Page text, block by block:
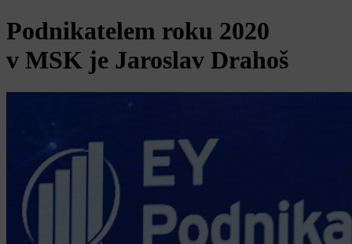
Podnikatelem roku 2020
v MSK je Jaroslav Drahoš